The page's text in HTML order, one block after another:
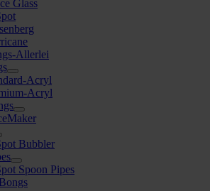
Glass
Allerlei
Acryl
Acryl
Bubbler
Spoon Pipes